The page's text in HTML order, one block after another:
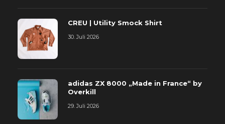
CREU | Utility Smock Shirt
30. Juli 2026
adidas ZX 8000 „Made in France“ by
Overkill
29. Juli 2026